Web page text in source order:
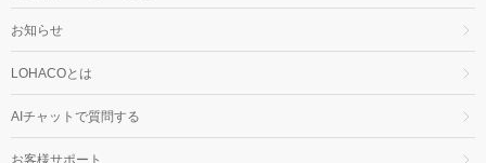
お知らせ
LOHACOとは
AIチャットで質問する
お客様サポート